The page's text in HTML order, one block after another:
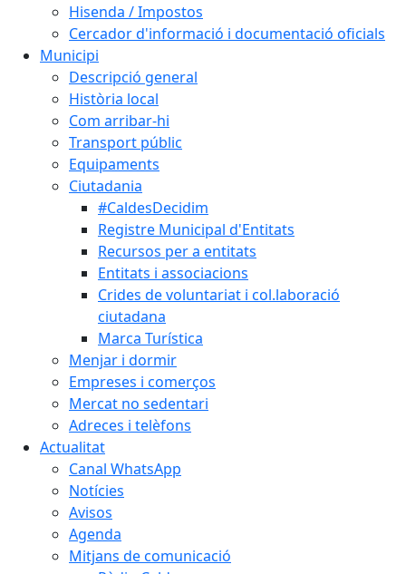
Hisenda / Impostos
Cercador d'informació i documentació oficials
Municipi
Descripció general
Història local
Com arribar-hi
Transport públic
Equipaments
Ciutadania
#CaldesDecidim
Registre Municipal d'Entitats
Recursos per a entitats
Entitats i associacions
Crides de voluntariat i col.laboració
ciutadana
Marca Turística
Menjar i dormir
Empreses i comerços
Mercat no sedentari
Adreces i telèfons
Actualitat
Canal WhatsApp
Notícies
Avisos
Agenda
Mitjans de comunicació